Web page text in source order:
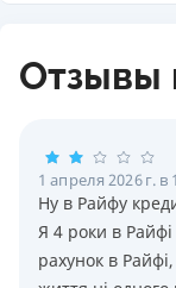
Отзывы
1 апреля 2026 г. в
Ну в Райфу
Я 4 роки в
рахунок в